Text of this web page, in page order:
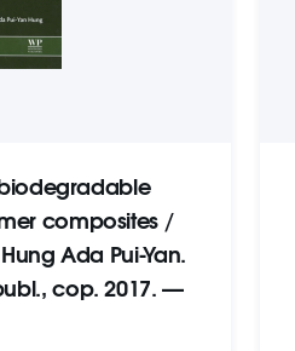
composites /
Ada Pui-Yan.
cop. 2017. —